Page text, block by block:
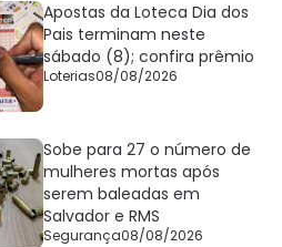
Apostas da Loteca Dia dos
Pais terminam neste
sábado (8); confira prêmio
Loterias08/08/2026
Sobe para 27 o número de
mulheres mortas após
serem baleadas em
Salvador e RMS
Segurança08/08/2026